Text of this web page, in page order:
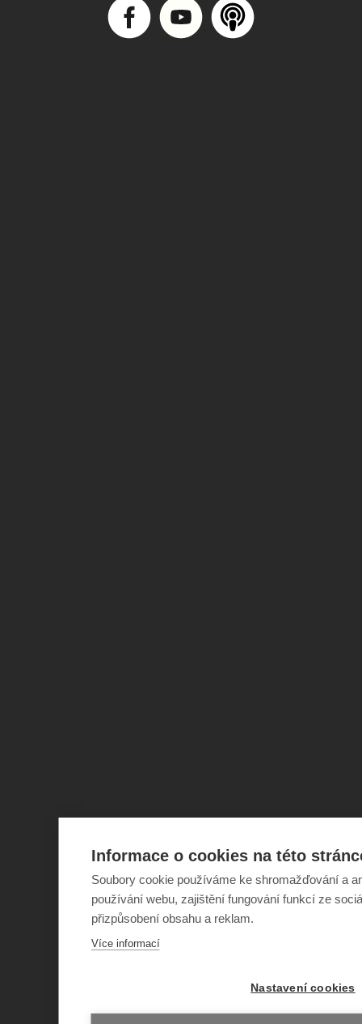
Informace o cookies na této
Soubory cookie používáme ke shromažďování a
používání webu, zajištění fungování funkcí ze
přizpůsobení obsahu a reklam.
Více informací
Nastavení cookies